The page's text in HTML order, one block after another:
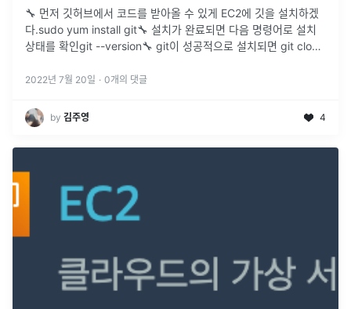
🔧 먼저 깃허브에서 코드를 받아올 수 있게 EC2에 깃을 설치하겠
다.sudo yum install git🔧 설치가 완료되면 다음 명령어로 설치
상태를 확인git --version🔧 git이 성공적으로 설치되면 git clone
2022년 7월 20일 · 0개의 댓글
by 김주영 4